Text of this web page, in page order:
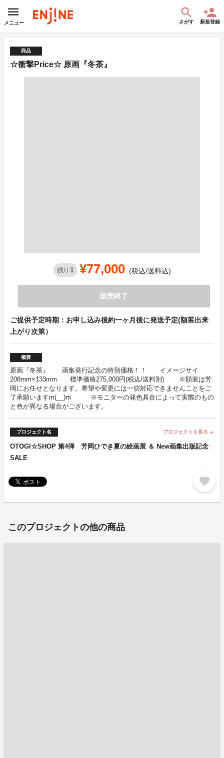
メニュー さがす 新規登録
商品
☆衝撃Price☆ 原画『冬茶』
残り 1 ¥77,000 (税込/送料込)
販売終了
ご提供予定時期：お申し込み後約一ヶ月後に発送予定(額装出来
上がり次第）
概要
原画『冬茶』 画集発行記念の特別価格！！ イメージサイ
208mm×133mm 標準価格275,000円(税込/送料別) ※額装は芳
岡にお任せとなります。希望や変更には一切対応できませんことをご
了承願いますm(__)m ※モニターの発色具合によって実際のもの
と色が異なる場合がございます。
プロジェクト名 プロジェクトを見る arrow_forward
OTOGI☆SHOP 第4弾 芳岡ひでき夏の絵画展 ＆ New画集出版記念
SALE
favorite
このプロジェクトの他の商品